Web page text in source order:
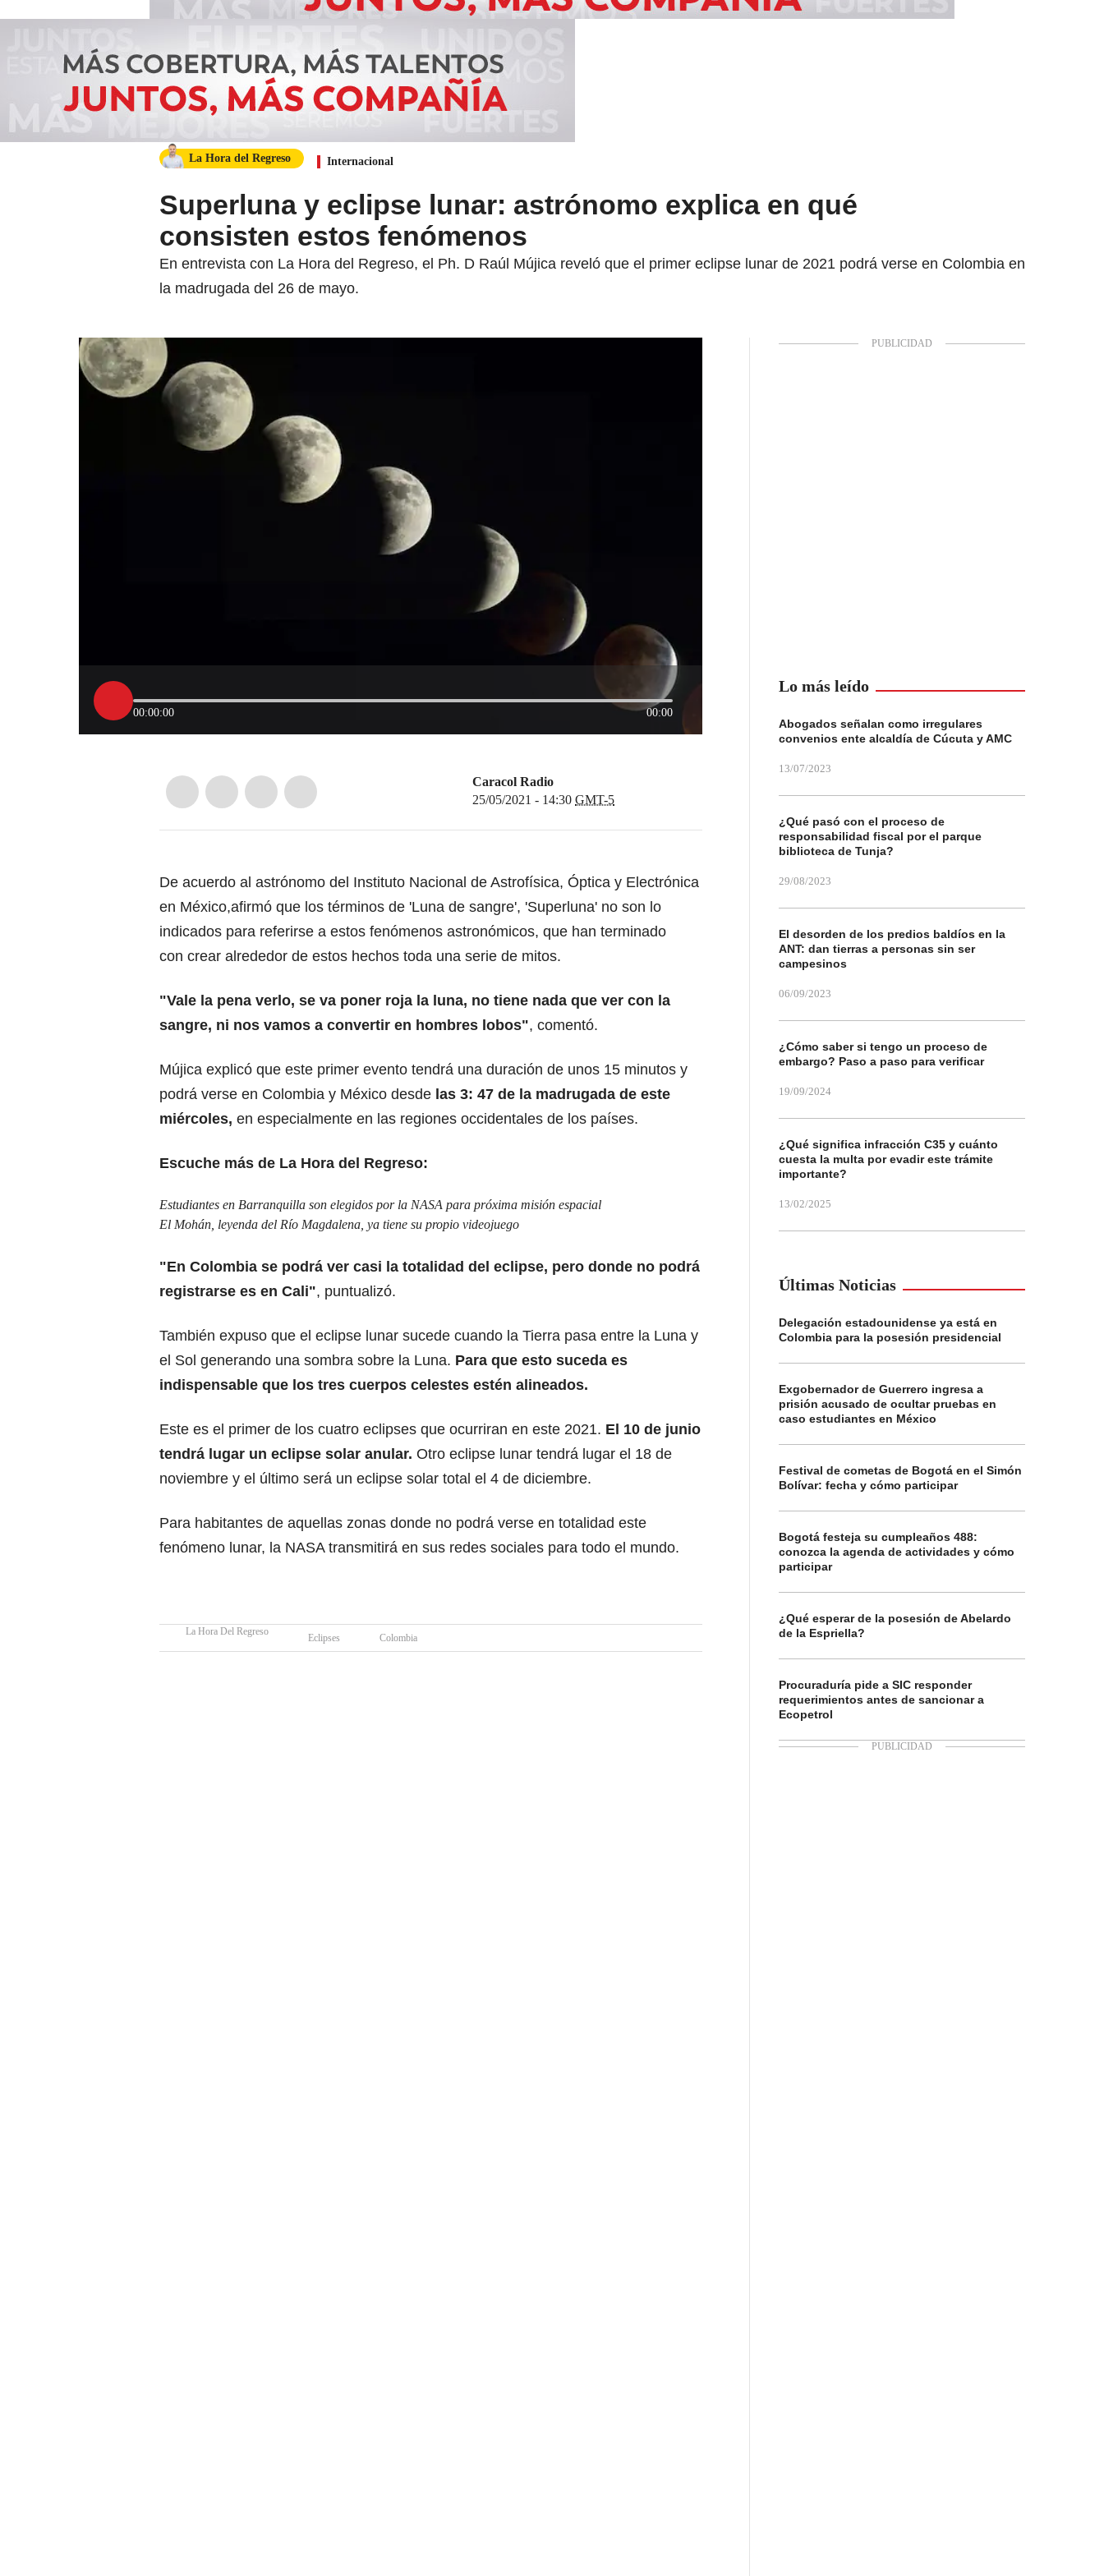
La Hora del Regreso Internacional
Superluna y eclipse lunar: astrónomo explica en qué
consisten estos fenómenos
En entrevista con La Hora del Regreso, el Ph. D Raúl Mújica reveló que el primer eclipse lunar de 2021 podrá verse en Colombia en
la madrugada del 26 de mayo.
00:00:00 00:00
Caracol Radio
25/05/2021 - 14:30 GMT-5
De acuerdo al astrónomo del Instituto Nacional de Astrofísica, Óptica y Electrónica
en México,afirmó que los términos de 'Luna de sangre', 'Superluna' no son lo
indicados para referirse a estos fenómenos astronómicos, que han terminado
con crear alrededor de estos hechos toda una serie de mitos.
"Vale la pena verlo, se va poner roja la luna, no tiene nada que ver con la
sangre, ni nos vamos a convertir en hombres lobos", comentó.
Mújica explicó que este primer evento tendrá una duración de unos 15 minutos y
podrá verse en Colombia y México desde las 3: 47 de la madrugada de este
miércoles, en especialmente en las regiones occidentales de los países.
Escuche más de La Hora del Regreso:
Estudiantes en Barranquilla son elegidos por la NASA para próxima misión espacial
El Mohán, leyenda del Río Magdalena, ya tiene su propio videojuego
"En Colombia se podrá ver casi la totalidad del eclipse, pero donde no podrá
registrarse es en Cali", puntualizó.
También expuso que el eclipse lunar sucede cuando la Tierra pasa entre la Luna y
el Sol generando una sombra sobre la Luna. Para que esto suceda es
indispensable que los tres cuerpos celestes estén alineados.
Este es el primer de los cuatro eclipses que ocurriran en este 2021. El 10 de junio
tendrá lugar un eclipse solar anular. Otro eclipse lunar tendrá lugar el 18 de
noviembre y el último será un eclipse solar total el 4 de diciembre.
Para habitantes de aquellas zonas donde no podrá verse en totalidad este
fenómeno lunar, la NASA transmitirá en sus redes sociales para todo el mundo.
La Hora Del Regreso
Eclipses Colombia
Lo más leído
Abogados señalan como irregulares
convenios ente alcaldía de Cúcuta y AMC
13/07/2023
¿Qué pasó con el proceso de
responsabilidad fiscal por el parque
biblioteca de Tunja?
29/08/2023
El desorden de los predios baldíos en la
ANT: dan tierras a personas sin ser
campesinos
06/09/2023
¿Cómo saber si tengo un proceso de
embargo? Paso a paso para verificar
19/09/2024
¿Qué significa infracción C35 y cuánto
cuesta la multa por evadir este trámite
importante?
13/02/2025
Últimas Noticias
Delegación estadounidense ya está en
Colombia para la posesión presidencial
Exgobernador de Guerrero ingresa a
prisión acusado de ocultar pruebas en
caso estudiantes en México
Festival de cometas de Bogotá en el Simón
Bolívar: fecha y cómo participar
Bogotá festeja su cumpleaños 488:
conozca la agenda de actividades y cómo
participar
¿Qué esperar de la posesión de Abelardo
de la Espriella?
Procuraduría pide a SIC responder
requerimientos antes de sancionar a
Ecopetrol